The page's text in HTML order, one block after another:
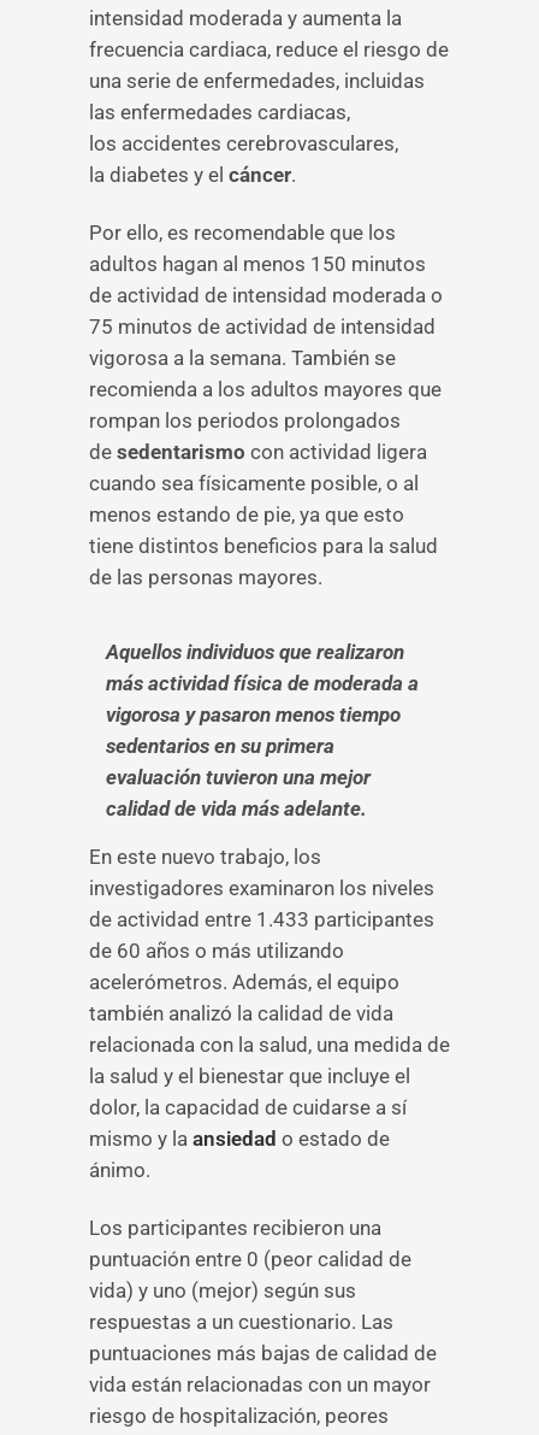
intensidad moderada y aumenta la
frecuencia cardiaca, reduce el riesgo de
una serie de enfermedades, incluidas
las enfermedades cardiacas,
los accidentes cerebrovasculares,
la diabetes y el cáncer.
Por ello, es recomendable que los
adultos hagan al menos 150 minutos
de actividad de intensidad moderada o
75 minutos de actividad de intensidad
vigorosa a la semana. También se
recomienda a los adultos mayores que
rompan los periodos prolongados
de sedentarismo con actividad ligera
cuando sea físicamente posible, o al
menos estando de pie, ya que esto
tiene distintos beneficios para la salud
de las personas mayores.
Aquellos individuos que realizaron
más actividad física de moderada a
vigorosa y pasaron menos tiempo
sedentarios en su primera
evaluación tuvieron una mejor
calidad de vida más adelante.
En este nuevo trabajo, los
investigadores examinaron los niveles
de actividad entre 1.433 participantes
de 60 años o más utilizando
acelerómetros. Además, el equipo
también analizó la calidad de vida
relacionada con la salud, una medida de
la salud y el bienestar que incluye el
dolor, la capacidad de cuidarse a sí
mismo y la ansiedad o estado de
ánimo.
Los participantes recibieron una
puntuación entre 0 (peor calidad de
vida) y uno (mejor) según sus
respuestas a un cuestionario. Las
puntuaciones más bajas de calidad de
vida están relacionadas con un mayor
riesgo de hospitalización, peores